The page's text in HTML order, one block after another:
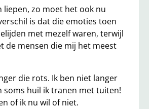
liepen, zo moet het ook nu
is dat die emoties toen
met mezelf waren, terwijl
de mensen die mij het meest
die rots. Ik ben niet langer
soms huil ik tranen met tuiten!
of ik nu wil of niet.